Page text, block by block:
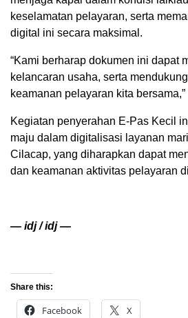
keselamatan pelayaran, serta
digital ini secara maksimal.
“Kami berharap dokumen ini dapat
kelancaran usaha, serta
keamanan pelayaran kita
Kegiatan penyerahan E-Pas Kecil
maju dalam digitalisasi layanan
Cilacap, yang diharapkan dapat
dan keamanan aktivitas pelayaran
— idj / idj —
Share this:
Facebook X